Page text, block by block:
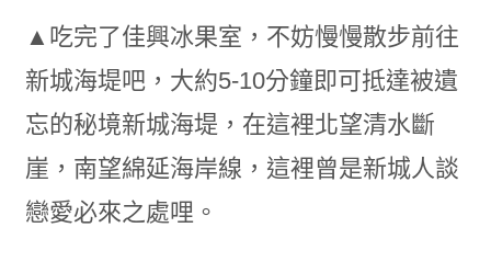
▲吃完了佳興冰果室，不妨慢慢散步前往
新城海堤吧，大約5-10分鐘即可抵達被遺
忘的秘境新城海堤，在這裡北望清水斷
崖，南望綿延海岸線，這裡曾是新城人談
戀愛必來之處哩。